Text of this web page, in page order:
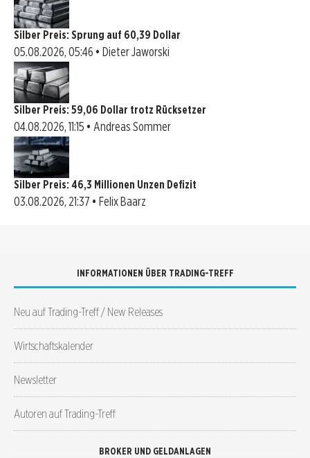
Silber Preis: Sprung auf 60,39 Dollar
05.08.2026, 05:46 • Dieter Jaworski
Silber Preis: 59,06 Dollar trotz Rücksetzer
04.08.2026, 11:15 • Andreas Sommer
Silber Preis: 46,3 Millionen Unzen Defizit
03.08.2026, 21:37 • Felix Baarz
INFORMATIONEN ÜBER TRADING-TREFF
Neu auf Trading-Treff / New Releases
Wirtschaftskalender
Newsletter
Autoren auf Trading-Treff
BROKER UND GELDANLAGEN